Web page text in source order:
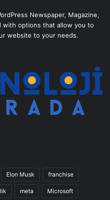
Newspaper, Magazine,
with options that allow you to
website to your needs.
Elon Musk franchise
meta Microsoft